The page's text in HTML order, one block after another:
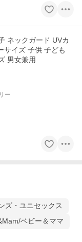
ネックガード UVカ
サイズ 子供 子ども
男女兼用
ー
ズ・ユニセックス
ベビー＆ママ